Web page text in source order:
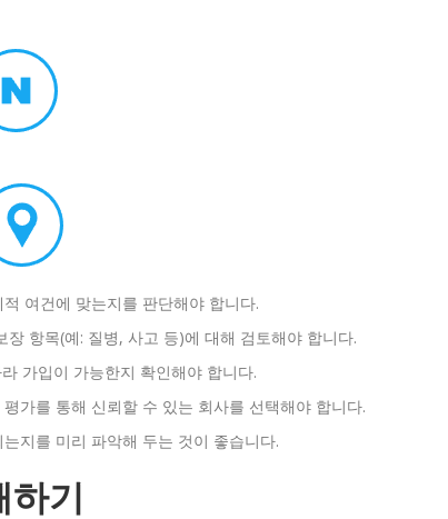
여건에 맞는지를 판단해야 합니다.
항목(예: 질병, 사고 등)에 대해 검토해야 합니다.
가입이 가능한지 확인해야 합니다.
가를 통해 신뢰할 수 있는 회사를 선택해야 합니다.
지를 미리 파악해 두는 것이 좋습니다.
기